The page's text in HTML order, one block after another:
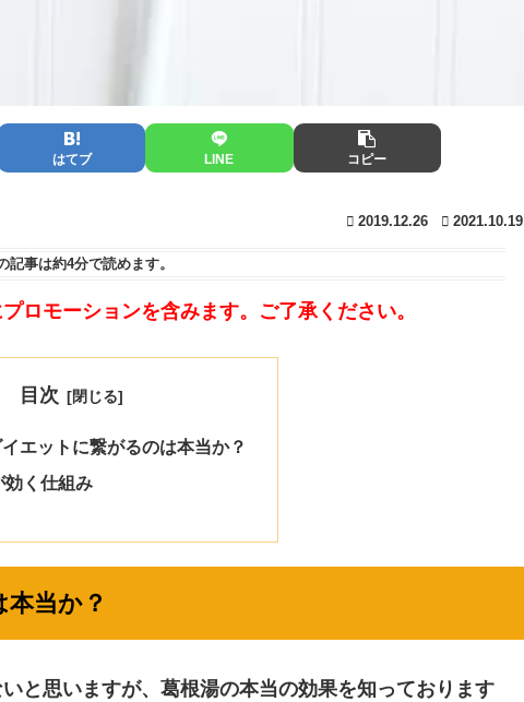
はてブ LINE コピー
2019.12.26 2021.10.19
記事は約4分で読めます。
ロモーションを含みます。ご了承ください。
目次
エットに繋がるのは本当か？
効く仕組み
当か？
と思いますが、葛根湯の本当の効果を知っております